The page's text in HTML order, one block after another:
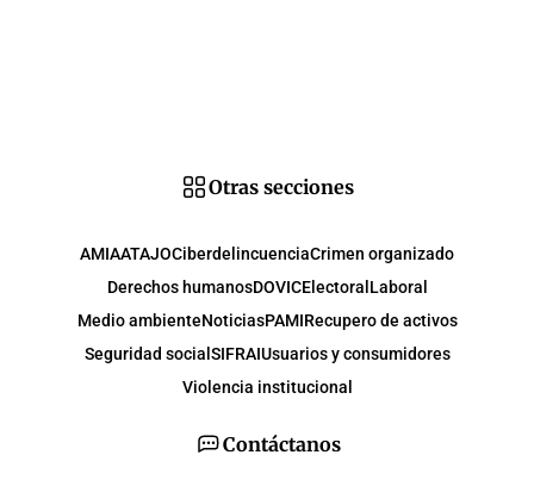
Contáctanos
Otras secciones
AMIAATAJOCiberdelincuenciaCrimen organizado
Derechos humanosDOVICElectoral Laboral
Medio ambienteNoticiasPAMIRecupero de activos
Seguridad social SIFRAIUsuarios y consumidores
Violencia institucional